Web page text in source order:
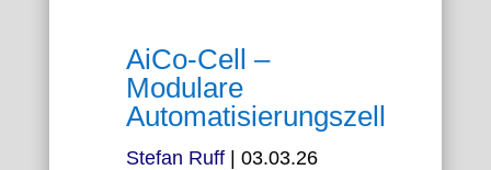
AiCo-Cell –
Modulare
Automatisierungszelle
Stefan Ruff
03.03.26